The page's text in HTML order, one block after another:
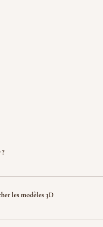
3D ? faites le nous
les modèles 3D
recherchez (jeux,